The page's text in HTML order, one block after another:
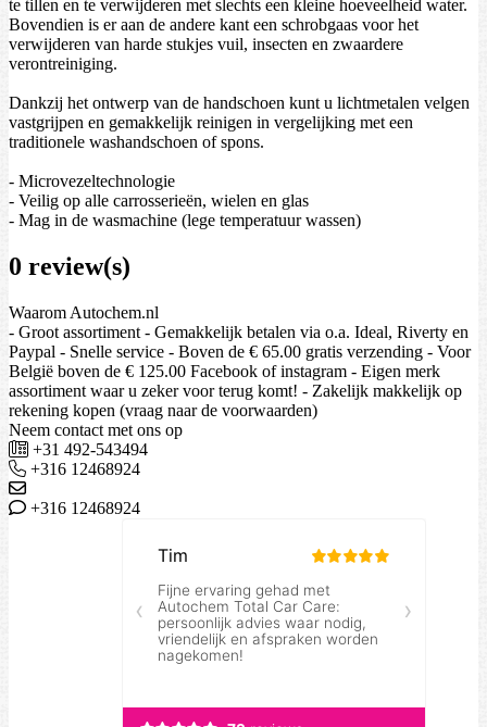
te tillen en te verwijderen met slechts een kleine hoeveelheid water.
Bovendien is er aan de andere kant een schrobgaas voor het
verwijderen van harde stukjes vuil, insecten en zwaardere
verontreiniging.
Dankzij het ontwerp van de handschoen kunt u lichtmetalen velgen
vastgrijpen en gemakkelijk reinigen in vergelijking met een
traditionele washandschoen of spons.
- Microvezeltechnologie
- Veilig op alle carrosserieën, wielen en glas
- Mag in de wasmachine (lege temperatuur wassen)
0 review(s)
Waarom Autochem.nl
- Groot assortiment - Gemakkelijk betalen via o.a. Ideal, Riverty en
Paypal - Snelle service - Boven de € 65.00 gratis verzending - Voor
België boven de € 125.00 Facebook of instagram - Eigen merk
assortiment waar u zeker voor terug komt! - Zakelijk makkelijk op
rekening kopen (vraag naar de voorwaarden)
Neem contact met ons op
+31 492-543494
+316 12468924
+316 12468924